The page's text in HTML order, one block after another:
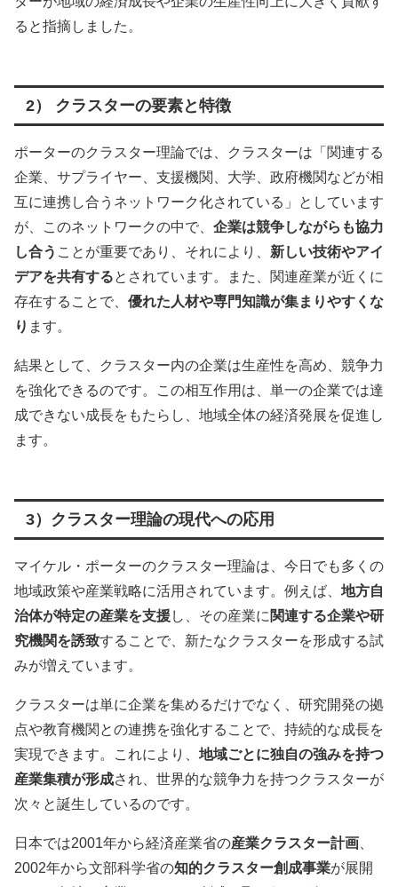
ると指摘しました。
2） クラスターの要素と特徴
ポーターのクラスター理論では、クラスターは「関連する
企業、サプライヤー、支援機関、大学、政府機関などが相
互に連携し合うネットワーク化されている」としています
が、このネットワークの中で、 企業は競争しながらも協力
し合う ことが重要であり、それにより、 新しい技術やアイ
デアを共有するとされています。また、関連産業が近くに
存在することで、 優れた人材や専門知識が集まりやすくな
り ます。
結果として、クラスター内の企業は生産性を高め、競争力
を強化できるのです。この相互作用は、単一の企業では達
成できない成長をもたらし、地域全体の経済発展を促進し
ます。
3）クラスター理論の現代への応用
マイケル・ポーターのクラスター理論は、今日でも多くの
地域政策や産業戦略に活用されています。例えば、 地方自
治体が特定の産業を支援し、その産業に 関連する企業や研
究機関を誘致することで、新たなクラスターを形成する試
みが増えています。
クラスターは単に企業を集めるだけでなく、研究開発の拠
点や教育機関との連携を強化することで、持続的な成長を
実現できます。これにより、 地域ごとに独自の強みを持つ
産業集積が形成され、世界的な競争力を持つクラスターが
次々と誕生しているのです。
日本では2001年から経済産業省の産業クラスター計画
2002年から文部科学省の知的クラスター創成事業が展開